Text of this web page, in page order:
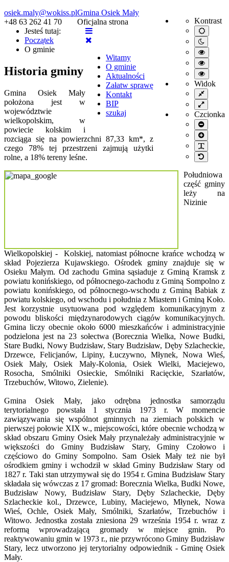
osiek.maly@wokiss.pl
+48 63 262 41 70
Kontrast
Default
mode
Night
mode
High
contrast
black/
mode.
High
contrast
black/
mode.
High
contrast
yellow/
mode.
Widok
Fixed
layout
Wide
layout
Czcionka
Smaller
font
Larger
font
Default
font
Gmina Osiek Mały
Oficjalna strona
Witamy
O gminie
Aktualności
Załatw sprawę
Kontakt
BIP
szukaj
Jesteś tutaj:
Początek
O gminie
Historia gminy
Gmina Osiek Mały
położona jest w
województwie
wielkopolskim, w
powiecie kolskim i
rozciąga się na powierzchni 87,33 km*, z
czego 78% tej przestrzeni zajmują użytki
rolne, a 18% tereny leśne.
Południowa
część gminy
leży na
Nizinie
Wielkopolskiej - Kolskiej, natomiast północne krańce wchodzą w
skład Pojezierza Kujawskiego. Ośrodek gminy znajduje się w
Osieku Małym. Od zachodu Gmina sąsiaduje z Gminą Kramsk z
powiatu konińskiego, od północnego-zachodu z Gminą Sompolno z
powiatu konińskiego, od północnego-wschodu z Gminą Babiak z
powiatu kolskiego, od wschodu i południa z Miastem i Gminą Koło.
Jest korzystnie usytuowana pod względem komunikacyjnym z
powodu bliskości międzynarodowych ciągów komunikacyjnych.
Gmina liczy obecnie około 6000 mieszkańców i administracyjnie
podzielona jest na 23 sołectwa (Borecznia Wielka, Nowe Budki,
Stare Budki, Nowy Budzisław, Stary Budzisław, Dęby Szlacheckie,
Drzewce, Felicjanów, Lipiny, Łuczywno, Młynek, Nowa Wieś,
Osiek Mały, Osiek Mały-Kolonia, Osiek Wielki, Maciejewo,
Rosocha, Smólniki Osieckie, Smólniki Racięckie, Szarłatów,
Trzebuchów, Witowo, Zielenie).
Gmina Osiek Mały, jako odrębna jednostka samorządu
terytorialnego powstała 1 stycznia 1973 r. W momencie
zawiązywania się wspólnot gminnych na ziemiach polskich w
pierwszej połowie XIX w., miejscowości, które obecnie wchodzą w
skład obszaru Gminy Osiek Mały przynależały administracyjnie w
większości do Gminy Budzisław Stary, Gminy Czołowo i
częściowo do Gminy Sompolno. Sam Osiek Mały też nie był
ośrodkiem gminy i wchodził w skład Gminy Budzisław Stary od
1827 r. Taki stan utrzymywał się do 1954 r. Gmina Budzisław Stary
składała się wówczas z 17 gromad: Borecznia Wielka, Budki Nowe,
Budzisław Nowy, Budzisław Stary, Dęby Szlacheckie, Dęby
Szlacheckie kol., Drzewce, Lubiny, Maciejewo, Młynek, Nowa
Wieś, Ochle, Osiek Mały, Smólniki, Szarłatów, Trzebuchów i
Witowo. Jednostka została zniesiona 29 września 1954 r. wraz z
reformą wprowadzającą gromady w miejsce gmin. Po
reaktywowaniu gmin w 1973 r., nie przywrócono Gminy Budzisław
Stary, lecz utworzono jej terytorialny odpowiednik - Gminę Osiek
Mały.